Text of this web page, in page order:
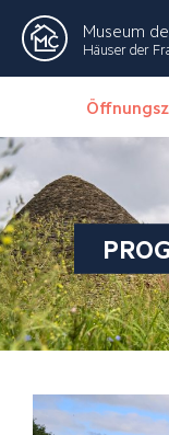
Museum
Häuser der